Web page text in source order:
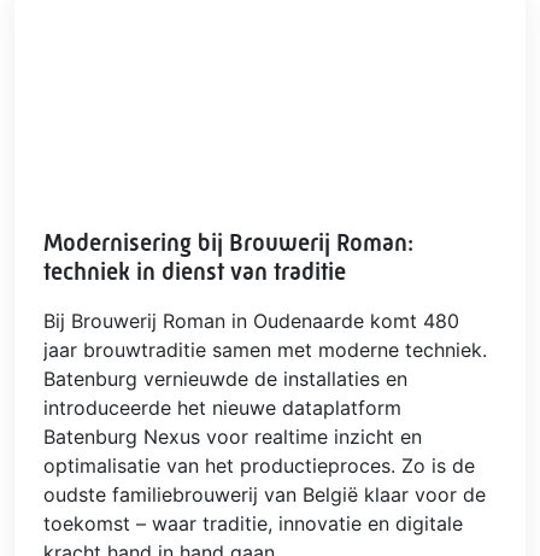
Modernisering bij Brouwerij Roman:
techniek in dienst van traditie
Bij Brouwerij Roman in Oudenaarde komt 480
jaar brouwtraditie samen met moderne techniek.
Batenburg vernieuwde de installaties en
introduceerde het nieuwe dataplatform
Batenburg Nexus voor realtime inzicht en
optimalisatie van het productieproces. Zo is de
oudste familiebrouwerij van België klaar voor de
toekomst – waar traditie, innovatie en digitale